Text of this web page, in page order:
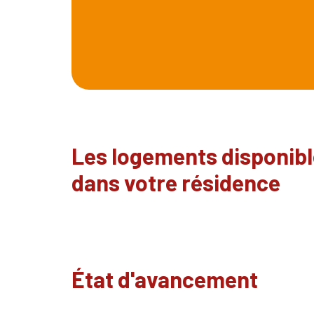
Les logements
dans votre résidence
État d'avancement